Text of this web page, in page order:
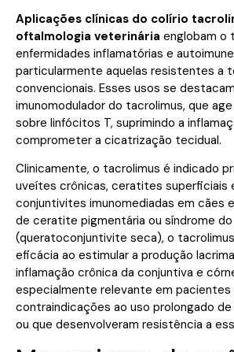
Aplicações clínicas do colírio
oftalmologia veterinária englobam o
enfermidades inflamatórias e
particularmente aquelas resistentes a
convencionais. Esses usos se
imunomodulador do tacrolimus, que
sobre linfócitos T, suprimindo a
comprometer a cicatrização tecidual.
Clinicamente, o tacrolimus é indicado
uveítes crônicas, ceratites superficiais
conjuntivites imunomediadas em cães
de ceratite pigmentária ou síndrome
(queratoconjuntivite seca), o
eficácia ao estimular a produção
inflamação crônica da conjuntiva e
especialmente relevante em pacientes
contraindicações ao uso prolongado
ou que desenvolveram resistência a